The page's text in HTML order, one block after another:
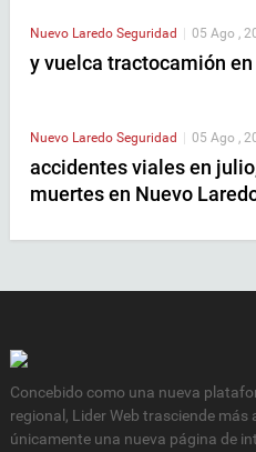
Nuevo Laredo Seguridad 05 Ago ,
y vuelca tractocamión
Nuevo Laredo Seguridad 05 Ago ,
accidentes viales en
muertes en Nuevo
Concebido como una nueva
regional, Lider Web trasciende
únicamente una nueva página de